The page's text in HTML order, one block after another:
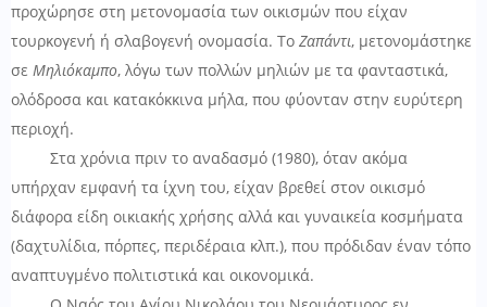
προχώρησε στη μετονομασία των οικισμών που είχαν
τουρκογενή ή σλαβογενή ονομασία. Το Ζαπάντι, μετονομάστηκε
σε Μηλιόκαμπο, λόγω των πολλών μηλιών με τα φανταστικά,
ολόδροσα και κατακόκκινα μήλα, που φύονταν στην ευρύτερη
περιοχή.
Στα χρόνια πριν το αναδασμό (1980), όταν ακόμα
υπήρχαν εμφανή τα ίχνη του, είχαν βρεθεί στον οικισμό
διάφορα είδη οικιακής χρήσης αλλά και γυναικεία κοσμήματα
(δαχτυλίδια, πόρπες, περιδέραια κλπ.), που πρόδιδαν έναν τόπο
αναπτυγμένο πολιτιστικά και οικονομικά.